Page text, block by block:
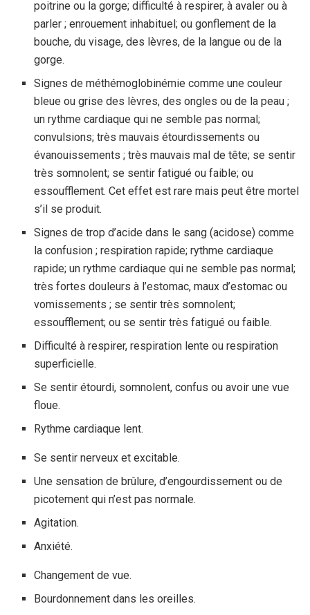
poitrine ou la gorge; difficulté à respirer, à avaler ou à
parler ; enrouement inhabituel; ou gonflement de la
bouche, du visage, des lèvres, de la langue ou de la
gorge.
Signes de méthémoglobinémie comme une couleur
bleue ou grise des lèvres, des ongles ou de la peau ;
un rythme cardiaque qui ne semble pas normal;
convulsions; très mauvais étourdissements ou
évanouissements ; très mauvais mal de tête; se sentir
très somnolent; se sentir fatigué ou faible; ou
essoufflement. Cet effet est rare mais peut être mortel
s’il se produit.
Signes de trop d’acide dans le sang (acidose) comme
la confusion ; respiration rapide; rythme cardiaque
rapide; un rythme cardiaque qui ne semble pas normal;
très fortes douleurs à l’estomac, maux d’estomac ou
vomissements ; se sentir très somnolent;
essoufflement; ou se sentir très fatigué ou faible.
Difficulté à respirer, respiration lente ou respiration
superficielle.
Se sentir étourdi, somnolent, confus ou avoir une vue
floue.
Rythme cardiaque lent.
Se sentir nerveux et excitable.
Une sensation de brûlure, d’engourdissement ou de
picotement qui n’est pas normale.
Agitation.
Anxiété.
Changement de vue.
Bourdonnement dans les oreilles.